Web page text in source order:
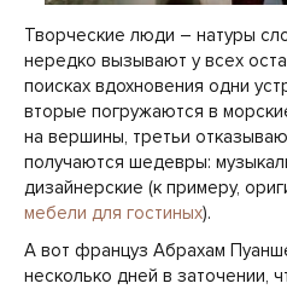
Творческие люди – натуры
нередко вызывают у всех
поисках вдохновения одни
вторые погружаются в
на вершины, третьи
получаются шедевры:
дизайнерские (к примеру,
мебели для гостиных).
А вот француз Абрахам
несколько дней в заточении,